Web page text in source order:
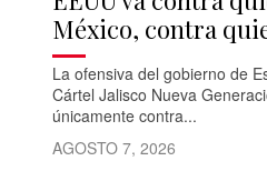
México, contra
La ofensiva del gobierno de
Cártel Jalisco Nueva
únicamente contra...
AGOSTO 7, 2026